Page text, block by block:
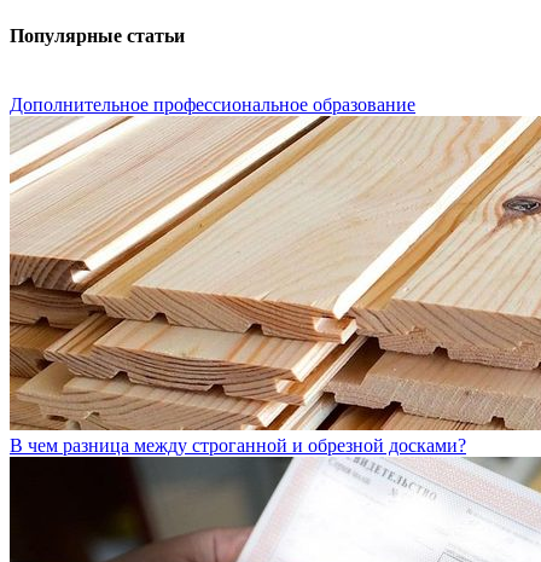
Популярные статьи
Дополнительное профессиональное образование
В чем разница между строганной и обрезной досками?